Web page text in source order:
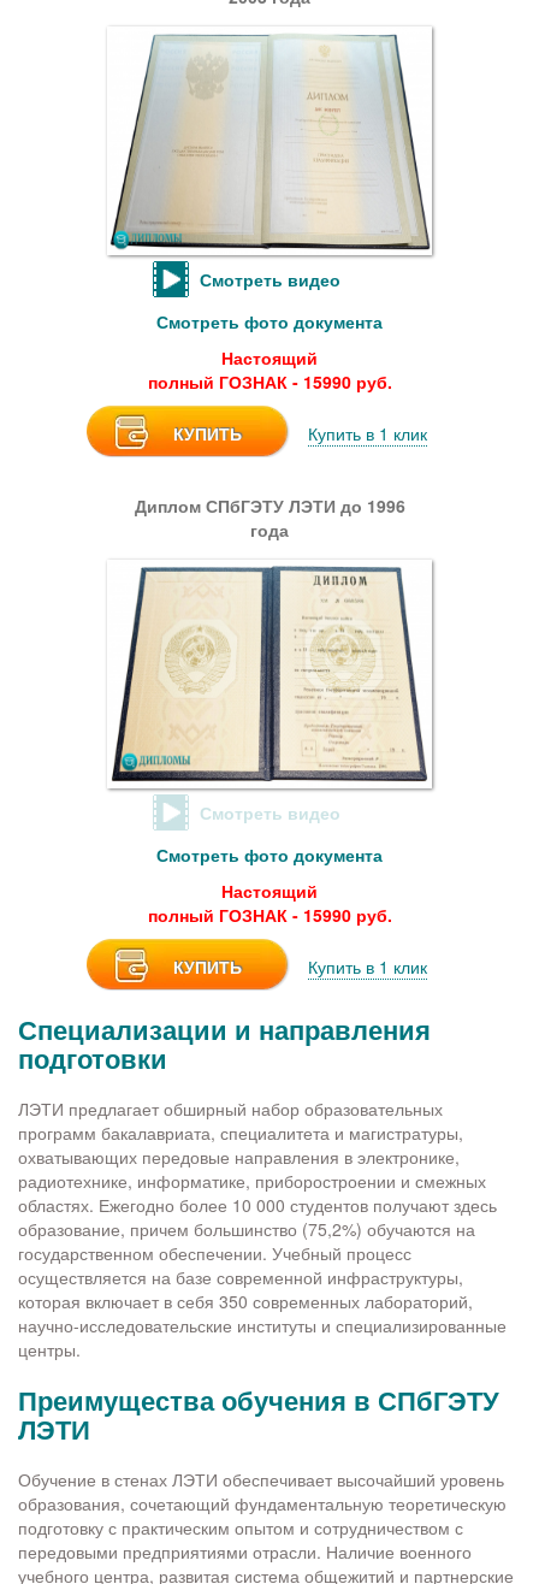
Смотреть видео
Смотреть фото документа
Настоящий
полный ГОЗНАК - 15990 руб.
КУПИТЬ Купить в 1 клик
Диплом СПбГЭТУ ЛЭТИ до 1996
года
Смотреть видео
Смотреть фото документа
Настоящий
полный ГОЗНАК - 15990 руб.
КУПИТЬ Купить в 1 клик
Специализации и направления
подготовки
ЛЭТИ предлагает обширный набор образовательных
программ бакалавриата, специалитета и магистратуры,
охватывающих передовые направления в электронике,
радиотехнике, информатике, приборостроении и смежных
областях. Ежегодно более 10 000 студентов получают здесь
образование, причем большинство (75,2%) обучаются на
государственном обеспечении. Учебный процесс
осуществляется на базе современной инфраструктуры,
которая включает в себя 350 современных лабораторий,
научно-исследовательские институты и специализированные
центры.
Преимущества обучения в СПбГЭТУ
ЛЭТИ
Обучение в стенах ЛЭТИ обеспечивает высочайший уровень
образования, сочетающий фундаментальную теоретическую
подготовку с практическим опытом и сотрудничеством с
передовыми предприятиями отрасли. Наличие военного
учебного центра, развитая система общежитий и партнерские